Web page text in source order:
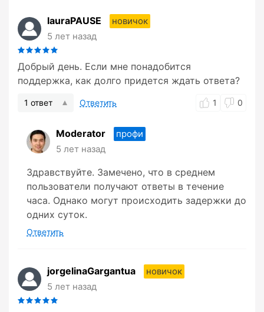
lauraPAUSE
новичок
5 лет назад
Добрый день. Если мне понадобится
поддержка, как долго придется ждать ответа?
1 ответ Ответить 1 0
Moderator
профи
5 лет назад
Здравствуйте. Замечено, что в среднем
пользователи получают ответы в течение
часа. Однако могут происходить задержки до
одних суток.
Ответить
jorgelinaGargantua
новичок
5 лет назад